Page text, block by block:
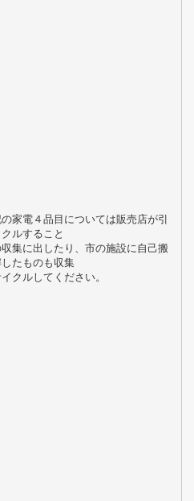
家電４品目については販売店が引
ルすること
集に出したり、市の施設に自己搬
たものも収集
クルしてください。